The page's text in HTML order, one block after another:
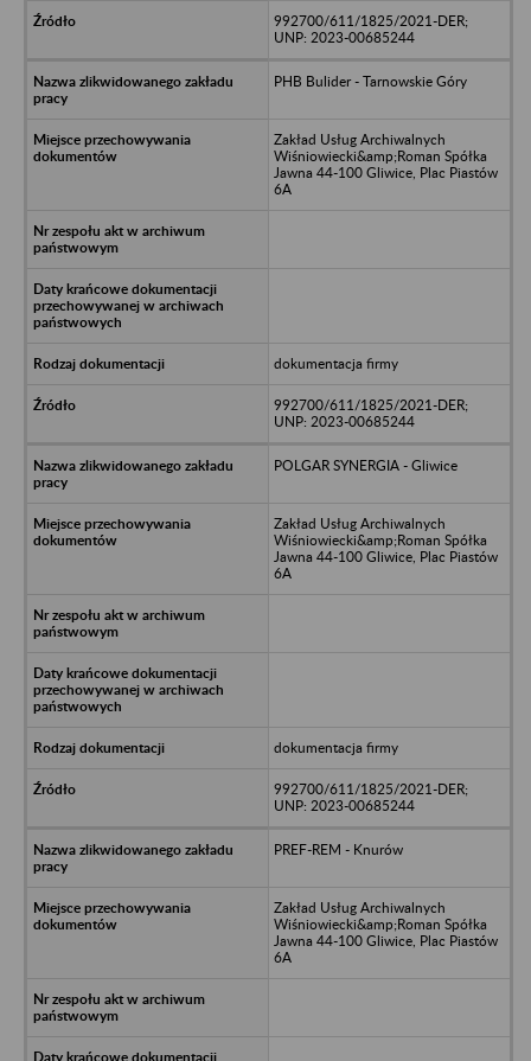
992700/611/1825/2021-DER;
UNP: 2023-00685244
PHB Bulider - Tarnowskie Góry
Zakład Usług Archiwalnych
Wiśniowiecki&amp;Roman Spółka
Jawna 44-100 Gliwice, Plac Piastów
6A
dokumentacja firmy
992700/611/1825/2021-DER;
UNP: 2023-00685244
POLGAR SYNERGIA - Gliwice
Zakład Usług Archiwalnych
Wiśniowiecki&amp;Roman Spółka
Jawna 44-100 Gliwice, Plac Piastów
6A
dokumentacja firmy
992700/611/1825/2021-DER;
UNP: 2023-00685244
PREF-REM - Knurów
Zakład Usług Archiwalnych
Wiśniowiecki&amp;Roman Spółka
Jawna 44-100 Gliwice, Plac Piastów
6A